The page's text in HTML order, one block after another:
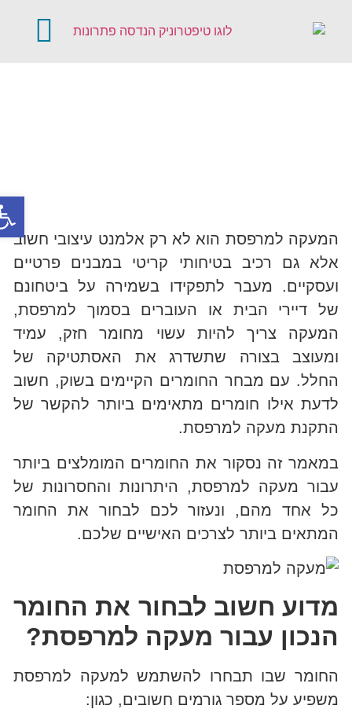
המעקה למרפסת הוא לא רק אלמנט עיצובי חשוב
אלא גם רכיב בטיחותי קריטי במבנים פרטיים
ועסקיים. מעבר לתפקידו בשמירה על ביטחונם
של דיירי הבית או העוברים בסמוך למרפסת,
המעקה צריך להיות עשוי מחומר חזק, עמיד
ומעוצב בצורה שתשדרג את האסתטיקה של
החלל. עם מבחר החומרים הקיימים בשוק, חשוב
לדעת אילו חומרים מתאימים ביותר להקשר של
התקנת מעקה למרפסת.
במאמר זה נסקור את החומרים המומלצים ביותר
עבור מעקה למרפסת, היתרונות והחסרונות של
כל אחד מהם, ונעזור לכם לבחור את החומר
המתאים ביותר לצרכים האישיים שלכם.
מדוע חשוב לבחור את החומר
הנכון עבור מעקה למרפסת?
החומר שבו תבחרו להשתמש למעקה למרפסת
משפיע על מספר גורמים חשובים, כגון:
פתח